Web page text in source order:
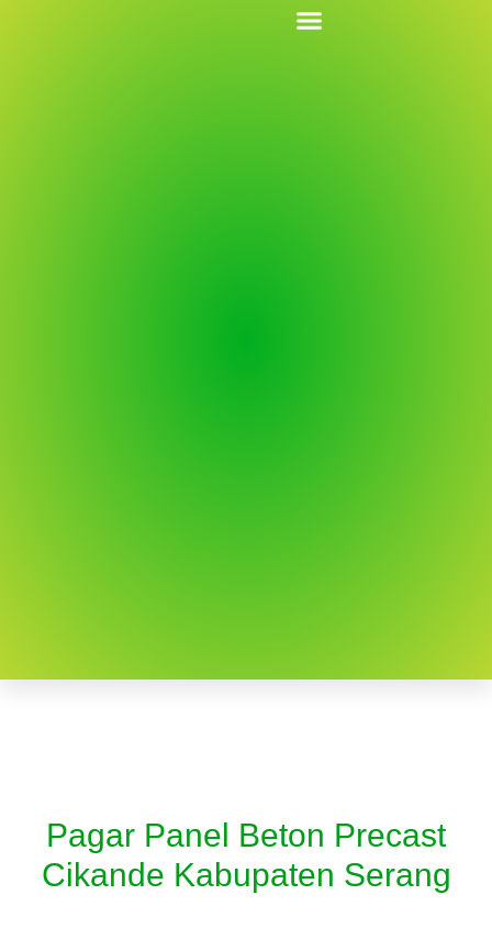
Pagar Panel Beton Precast
Cikande Kabupaten Serang